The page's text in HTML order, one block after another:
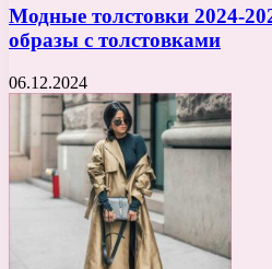
Модные толстовки 2024-
образы с толстовками
06.12.2024